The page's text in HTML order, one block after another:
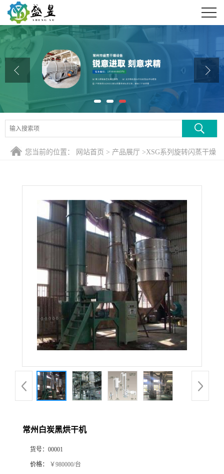
公司首页
公司介绍
公司动态
产品展厅
证书荣誉
联系方式
您当前的位置： 网站首页 > 产品展厅 >XSG系列旋转闪蒸干燥
常州白炭黑烘干机
货号： 00001
价格： ￥980000/台